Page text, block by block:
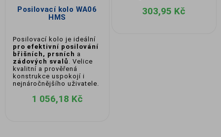
Posilovací kolo WA06
HMS
Posilovací kolo je ideální
pro efektivní posilování
břišních, prsních a
zádových svalů . Velice
kvalitní a prověřená
konstrukce uspokojí i
nejnáročnějšího uživatele.
1 056,18 Kč
303,95 Kč